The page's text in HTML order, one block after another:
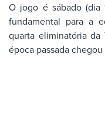
O jogo é sábado (dia
fundamental para a
quarta eliminatória
época passada